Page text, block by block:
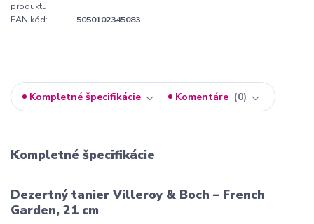
produktu:
EAN kód: 5050102345083
Kompletné špecifikácie Komentáre 0
Kompletné špecifikácie
Dezertný tanier Villeroy & Boch – French
Garden, 21 cm